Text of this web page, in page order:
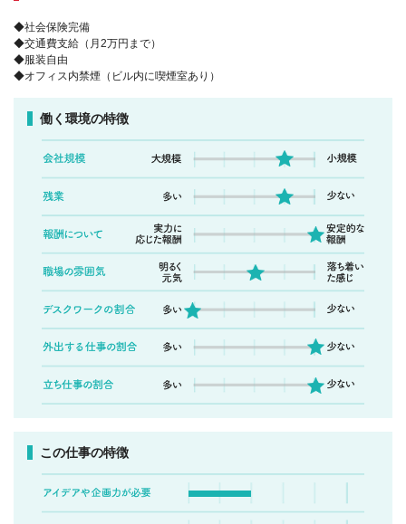
◆社会保険完備
◆交通費支給（月2万円まで）
◆服装自由
◆オフィス内禁煙（ビル内に喫煙室あり）
働く環境の特徴
この仕事の特徴